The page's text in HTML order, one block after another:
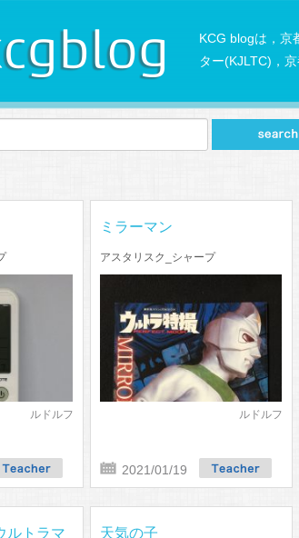
KCG blogは，京
ター(KJLTC)，
ルドルフ
ミラーマン
アスタリスク_シャープ
ルドルフ
2021/01/19
ルトラマ
天気の子